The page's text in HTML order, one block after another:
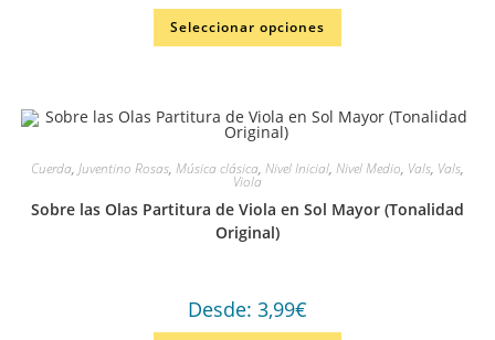
Seleccionar opciones
Cuerda, Juventino Rosas, Música clásica, Nivel Inicial, Nivel Medio, Vals, Vals,
Viola
Sobre las Olas Partitura de Viola en Sol Mayor (Tonalidad
Original)
Desde: 3,99€